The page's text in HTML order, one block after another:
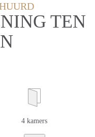
TEN
4 kamers